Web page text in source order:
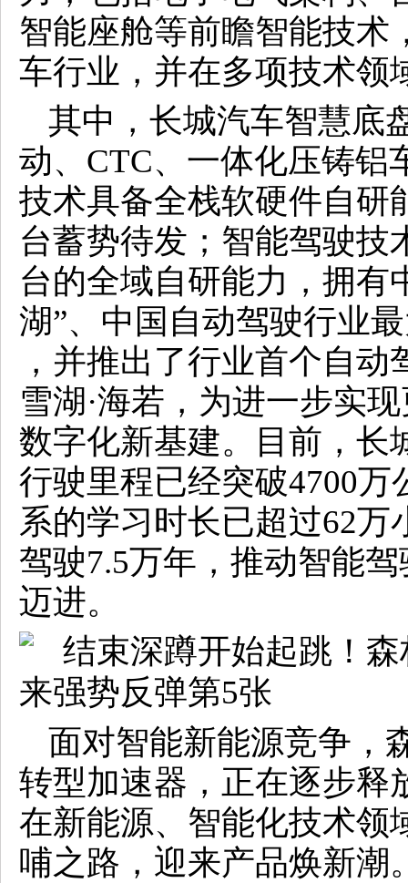
智能座舱等前瞻智能技术
车行业，并在多项技术领
其中，长城汽车智慧底
动、CTC、一体化压铸铝
技术具备全栈软硬件自研
台蓄势待发；智能驾驶技
台的全域自研能力，拥有
湖”、中国自动驾驶行业
，并推出了行业首个自
雪湖·海若，为进一步实
数字化新基建。目前，长
行驶里程已经突破4700
系的学习时长已超过62
驾驶7.5万年，推动智能
迈进。
面对智能新能源竞争，
转型加速器，正在逐步释
在新能源、智能化技术领
哺之路，迎来产品焕新潮